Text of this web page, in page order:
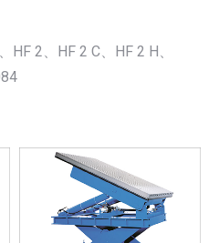
HF 2、HF 2 C、HF 2 H、